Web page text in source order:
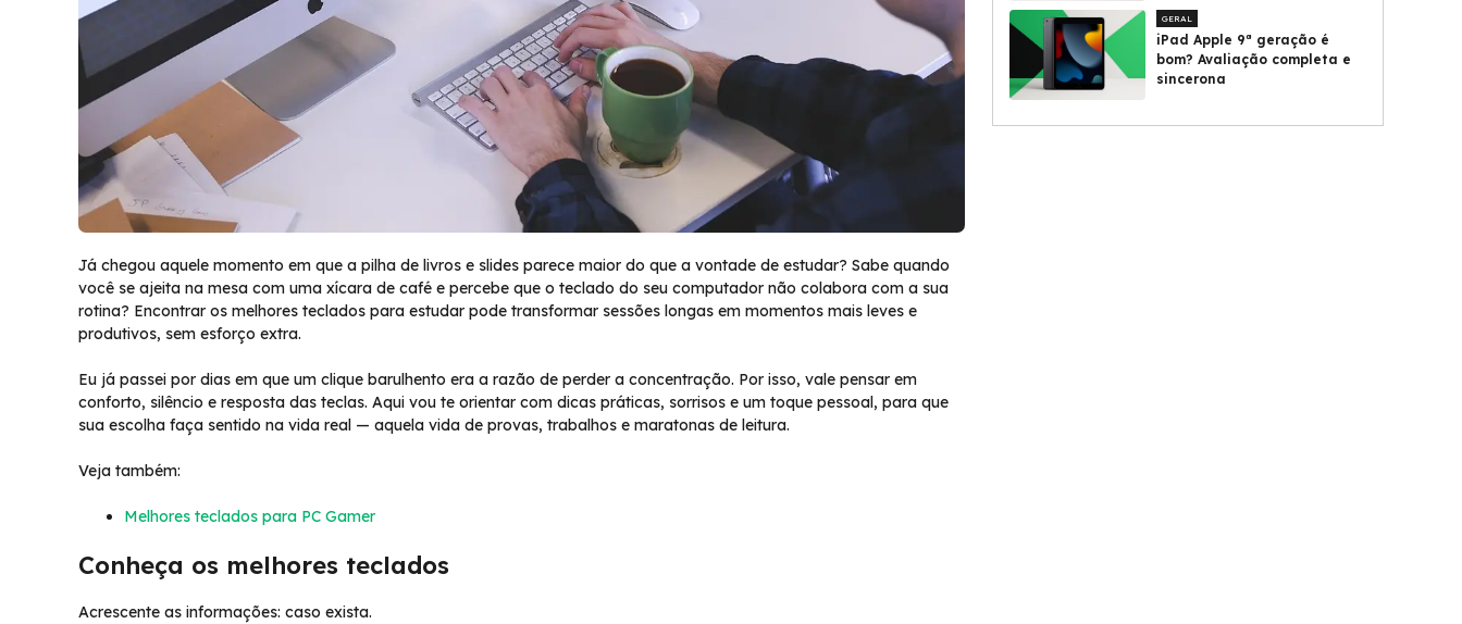
Já chegou aquele momento em que a pilha de livros e slides parece maior do que a vontade de estudar? Sabe quando
você se ajeita na mesa com uma xícara de café e percebe que o teclado do seu computador não colabora com a sua
rotina? Encontrar os melhores teclados para estudar pode transformar sessões longas em momentos mais leves e
produtivos, sem esforço extra.
Eu já passei por dias em que um clique barulhento era a razão de perder a concentração. Por isso, vale pensar em
conforto, silêncio e resposta das teclas. Aqui vou te orientar com dicas práticas, sorrisos e um toque pessoal, para que
sua escolha faça sentido na vida real — aquela vida de provas, trabalhos e maratonas de leitura.
Veja também:
Melhores teclados para PC Gamer
Conheça os melhores teclados
Acrescente as informações: caso exista.
GERAL
iPad Apple 9ª geração é
bom? Avaliação completa e
sincerona